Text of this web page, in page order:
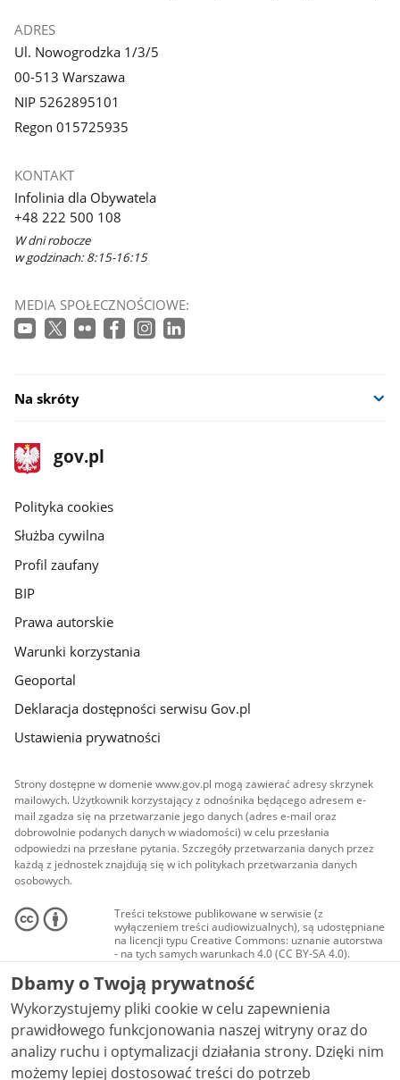
ADRES
Ul. Nowogrodzka 1/3/5
00-513 Warszawa
NIP 5262895101
Regon 015725935
KONTAKT
Infolinia dla Obywatela
+48 222 500 108
W dni robocze
w godzinach: 8:15-16:15
MEDIA SPOŁECZNOŚCIOWE:
Na skróty
stopka
gov.pl
Strona
gov.pl
gov.pl
Polityka cookies
Służba cywilna
Profil zaufany
BIP
Prawa autorskie
Warunki korzystania
Geoportal
Deklaracja dostępności serwisu Gov.pl
Ustawienia prywatności
Strony dostępne w domenie www.gov.pl mogą zawierać adresy skrzynek
mailowych. Użytkownik korzystający z odnośnika będącego adresem e-
mail zgadza się na przetwarzanie jego danych (adres e-mail oraz
dobrowolnie podanych danych w wiadomości) w celu przesłania
odpowiedzi na przesłane pytania. Szczegóły przetwarzania danych przez
każdą z jednostek znajdują się w ich politykach przetwarzania danych
osobowych.
Treści tekstowe publikowane w serwisie (z
wyłączeniem treści audiowizualnych), są udostępniane
na licencji typu Creative Commons: uznanie autorstwa
- na tych samych warunkach 4.0 (CC BY-SA 4.0).
Materiały audiowizualne, w tym zdjęcia, materiały
audio i wideo, są udostępniane na licencji typu
Creative Commons: uznanie autorstwa użycie
niekomercyjne - bez utworów zależnych 4.0 (CC BY-
NC-ND 4.0), o ile nie jest to stwierdzone inaczej.
Dbamy o Twoją prywatność
Wykorzystujemy pliki cookie w celu zapewnienia
prawidłowego funkcjonowania naszej witryny oraz do
analizy ruchu i optymalizacji działania strony. Dzięki nim
możemy lepiej dostosować treści do potrzeb